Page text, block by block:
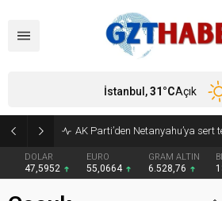
DOLAR
47,5952
EURO
55,0664
GRAM ALTIN
6.528,76
İstanbul,31°CAçık